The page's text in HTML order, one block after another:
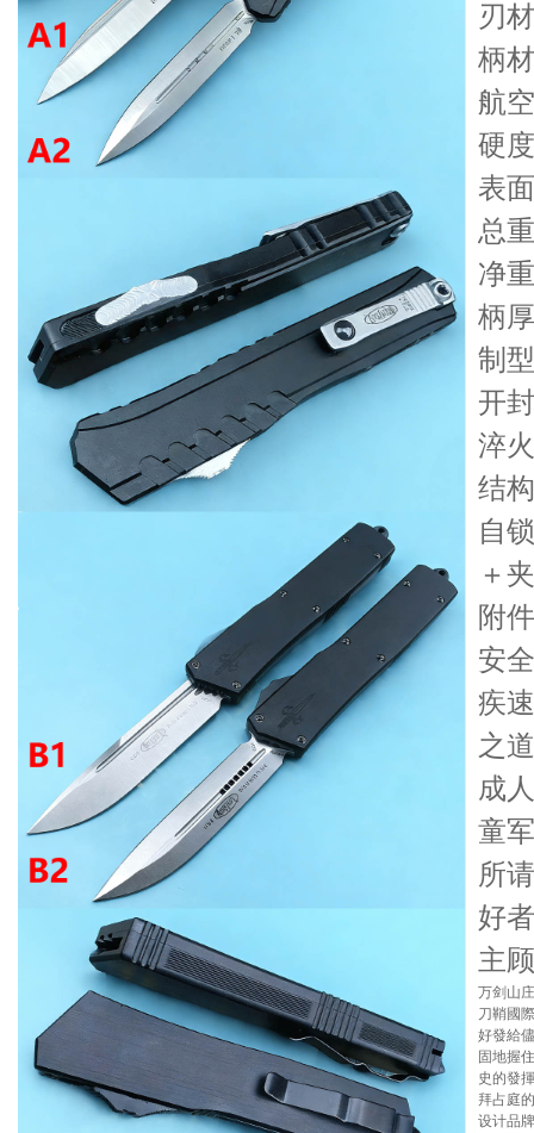
刃
柄
航
硬
表
总
净
柄
制
开
淬
结
自
＋
附
安
疾
之
成
童
所
好
主
万剑山
刀鞘國
好發給
固地握
史的發
拜占庭
设计品